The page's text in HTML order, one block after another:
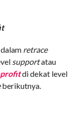
retrace
supportatau
di dekat level
berikutnya.